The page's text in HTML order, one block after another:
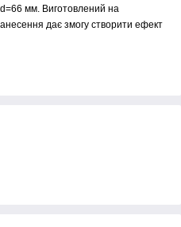
мм. Виготовлений на
дає змогу створити ефект